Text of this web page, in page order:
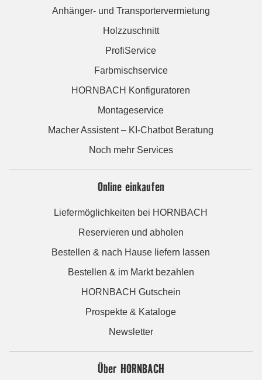
Anhänger- und Transportervermietung
Holzzuschnitt
ProfiService
Farbmischservice
HORNBACH Konfiguratoren
Montageservice
Macher Assistent – KI-Chatbot Beratung
Noch mehr Services
Online einkaufen
Liefermöglichkeiten bei HORNBACH
Reservieren und abholen
Bestellen & nach Hause liefern lassen
Bestellen & im Markt bezahlen
HORNBACH Gutschein
Prospekte & Kataloge
Newsletter
Über HORNBACH